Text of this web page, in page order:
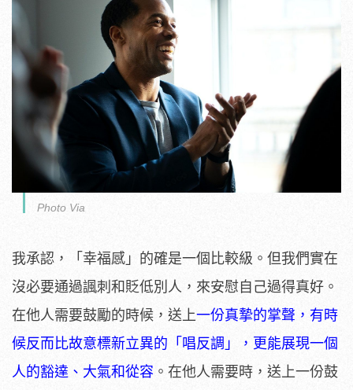
Photo Via
我承認，「幸福感」的確是一個比較級。但我們實在
沒必要通過諷刺和貶低別人，來安慰自己過得真好。
在他人需要鼓勵的時候，送上一份真摯的掌聲，有時
候反而比故意標新立異的「唱反調」，更能展現一個
人的豁達、大氣和從容 。在他人需要時，送上一份鼓